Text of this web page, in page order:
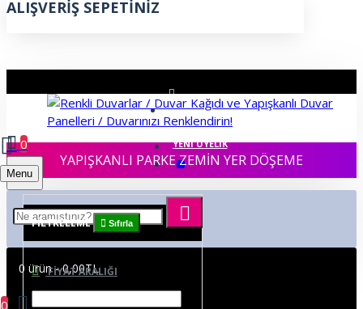
ALIŞVERIŞ SEPETINIZ
ÜYE GIRIŞI
YENI ÜYELIK
Menu
0
0 ürün - 0,00TL
0
YAPIŞKANLI PARKE ZEMİN YER DÖŞEME
FILTRELEME Sıfırla
FIYAT ARALIĞI